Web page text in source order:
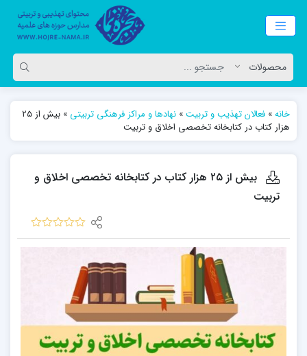
خانه» فعالان تهذیب و تربیت» نهادها و مراکز فرهنگی تربیتی »
بیش از ۲۵
هزار کتاب در کتابخانه تخصصی اخلاق و تربیت
بیش از ۲۵ هزار کتاب در کتابخانه تخصصی اخلاق و
تربیت